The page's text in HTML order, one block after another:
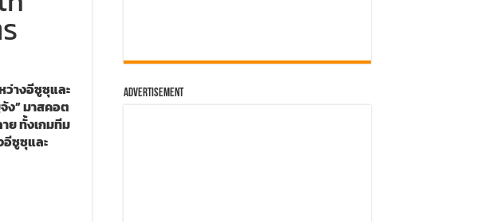
ว่างอีซูซุและ
ง” มาสคอต
ย ทั้งเกมทีม
อีซูซุและ
Advertisement